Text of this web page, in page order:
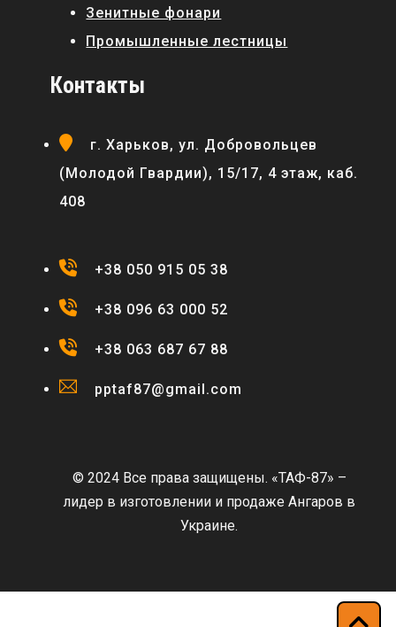
Зенитные фонари
Промышленные лестницы
Контакты
г. Харьков, ул. Добровольцев
(Молодой Гвардии), 15/17, 4 этаж, каб.
408
+38 050 915 05 38
+38 096 63 000 52
+38 063 687 67 88
pptaf87@gmail.com
© 2024 Все права защищены. «ТАФ-87» –
лидер в изготовлении и продаже Ангаров в
Украине.